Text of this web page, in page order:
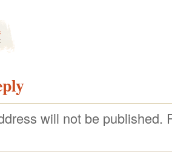
will not be published.